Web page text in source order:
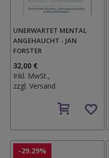
UNERWARTET MENTAL
ANGEHAUCHT - JAN
FORSTER
32,00 €
Inkl. MwSt.,
zzgl. Versand
den
-29.29%